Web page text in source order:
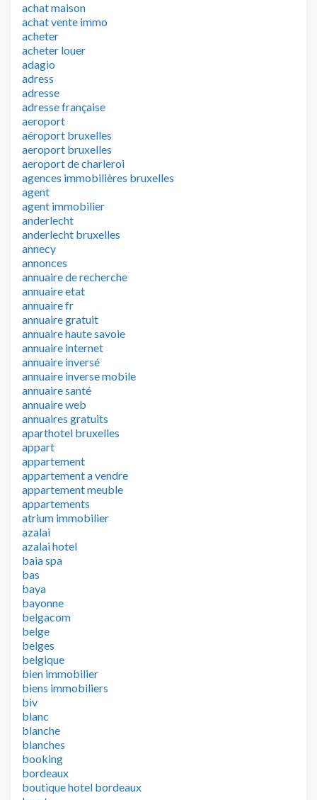
achat maison
achat vente immo
acheter
acheter louer
adagio
adress
adresse
adresse française
aeroport
aéroport bruxelles
aeroport bruxelles
aeroport de charleroi
agences immobilières bruxelles
agent
agent immobilier
anderlecht
anderlecht bruxelles
annecy
annonces
annuaire de recherche
annuaire etat
annuaire fr
annuaire gratuit
annuaire haute savoie
annuaire internet
annuaire inversé
annuaire inverse mobile
annuaire santé
annuaire web
annuaires gratuits
aparthotel bruxelles
appart
appartement
appartement a vendre
appartement meuble
appartements
atrium immobilier
azalai
azalai hotel
baia spa
bas
baya
bayonne
belgacom
belge
belges
belgique
bien immobilier
biens immobiliers
biv
blanc
blanche
blanches
booking
bordeaux
boutique hotel bordeaux